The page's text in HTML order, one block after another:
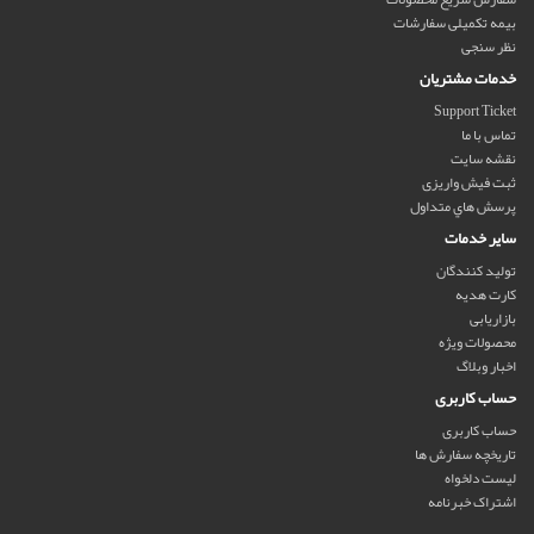
بیمه تکمیلی سفارشات
نظر سنجی
خدمات مشتریان
Support Ticket
تماس با ما
نقشه سایت
ثبت فیش واریزی
پرسش هاي متداول
سایر خدمات
تولید کنندگان
کارت هدیه
بازاریابی
محصولات ویژه
اخبار وبلاگ
حساب کاربری
حساب کاربری
تاریخچه سفارش ها
لیست دلخواه
اشتراک خبرنامه